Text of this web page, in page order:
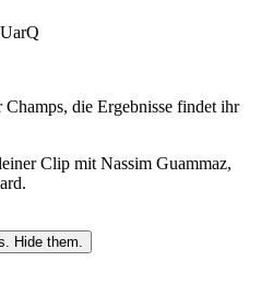
die Ergebnisse findet ihr
Clip mit Nassim Guammaz,
Hide them.